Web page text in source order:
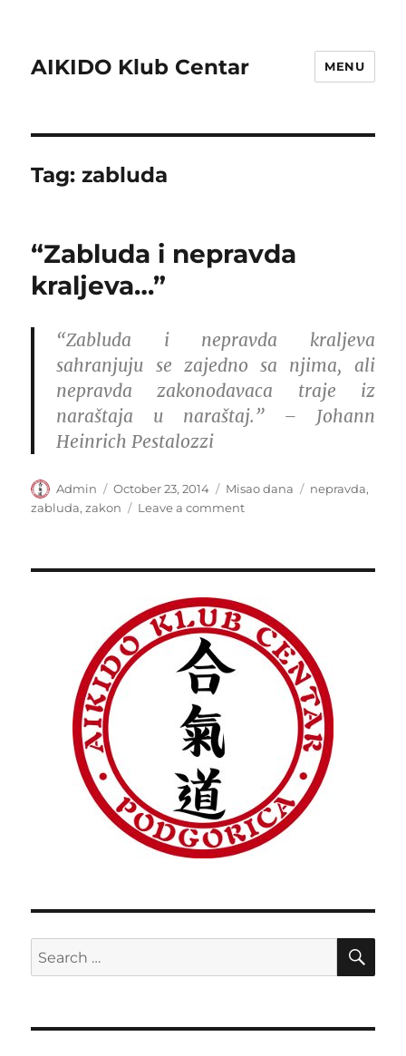
AIKIDO Klub Centar MENU
Tag:zabluda
“Zabluda i nepravda
kraljeva…”
“Zabluda i nepravda kraljeva
sahranjuju se zajedno sa njima, ali
nepravda zakonodavaca traje iz
naraštaja u naraštaj.” – Johann
Heinrich Pestalozzi
Author
Admin
Posted
on
October 23, 2014 Categories
Misao dana Tags
nepravda,
zabluda,zakon Leave a commenton
Search
for: